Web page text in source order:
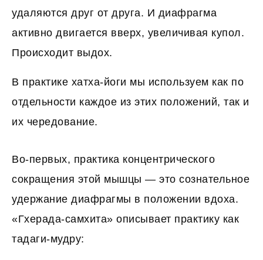
удаляются друг от друга. И диафрагма
активно двигается вверх, увеличивая купол.
Происходит выдох.
В практике хатха-йоги мы используем как по
отдельности каждое из этих положений, так и
их чередование.
Во-первых, практика концентрического
сокращения этой мышцы — это сознательное
удержание диафрагмы в положении вдоха.
«Гхерада-самхита» описывает практику как
тадаги-мудру: